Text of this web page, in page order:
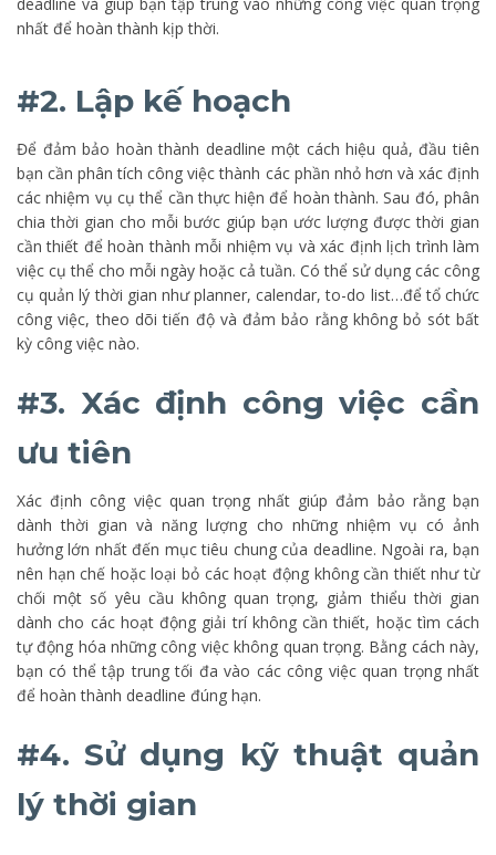
nhất để hoàn thành kịp thời.
#2. Lập kế hoạch
Để đảm bảo hoàn thành deadline một cách hiệu quả, đầu tiên
bạn cần phân tích công việc thành các phần nhỏ hơn và xác định
các nhiệm vụ cụ thể cần thực hiện để hoàn thành. Sau đó, phân
chia thời gian cho mỗi bước giúp bạn ước lượng được thời gian
cần thiết để hoàn thành mỗi nhiệm vụ và xác định lịch trình làm
việc cụ thể cho mỗi ngày hoặc cả tuần. Có thể sử dụng các công
cụ quản lý thời gian như planner, calendar, to-do list…để tổ chức
công việc, theo dõi tiến độ và đảm bảo rằng không bỏ sót bất
kỳ công việc nào.
#3. Xác định công việc cần
ưu tiên
Xác định công việc quan trọng nhất giúp đảm bảo rằng bạn
dành thời gian và năng lượng cho những nhiệm vụ có ảnh
hưởng lớn nhất đến mục tiêu chung của deadline. Ngoài ra, bạn
nên hạn chế hoặc loại bỏ các hoạt động không cần thiết như từ
chối một số yêu cầu không quan trọng, giảm thiểu thời gian
dành cho các hoạt động giải trí không cần thiết, hoặc tìm cách
tự động hóa những công việc không quan trọng. Bằng cách này,
bạn có thể tập trung tối đa vào các công việc quan trọng nhất
để hoàn thành deadline đúng hạn.
#4. Sử dụng kỹ thuật quản
lý thời gian